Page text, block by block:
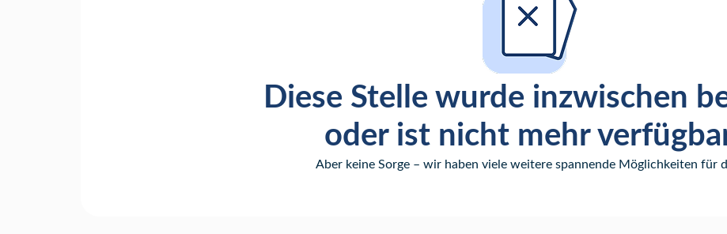
Diese Stelle wurde inzwischen
oder ist nicht mehr
Aber keine Sorge – wir haben viele weitere spannende Möglichkeiten für